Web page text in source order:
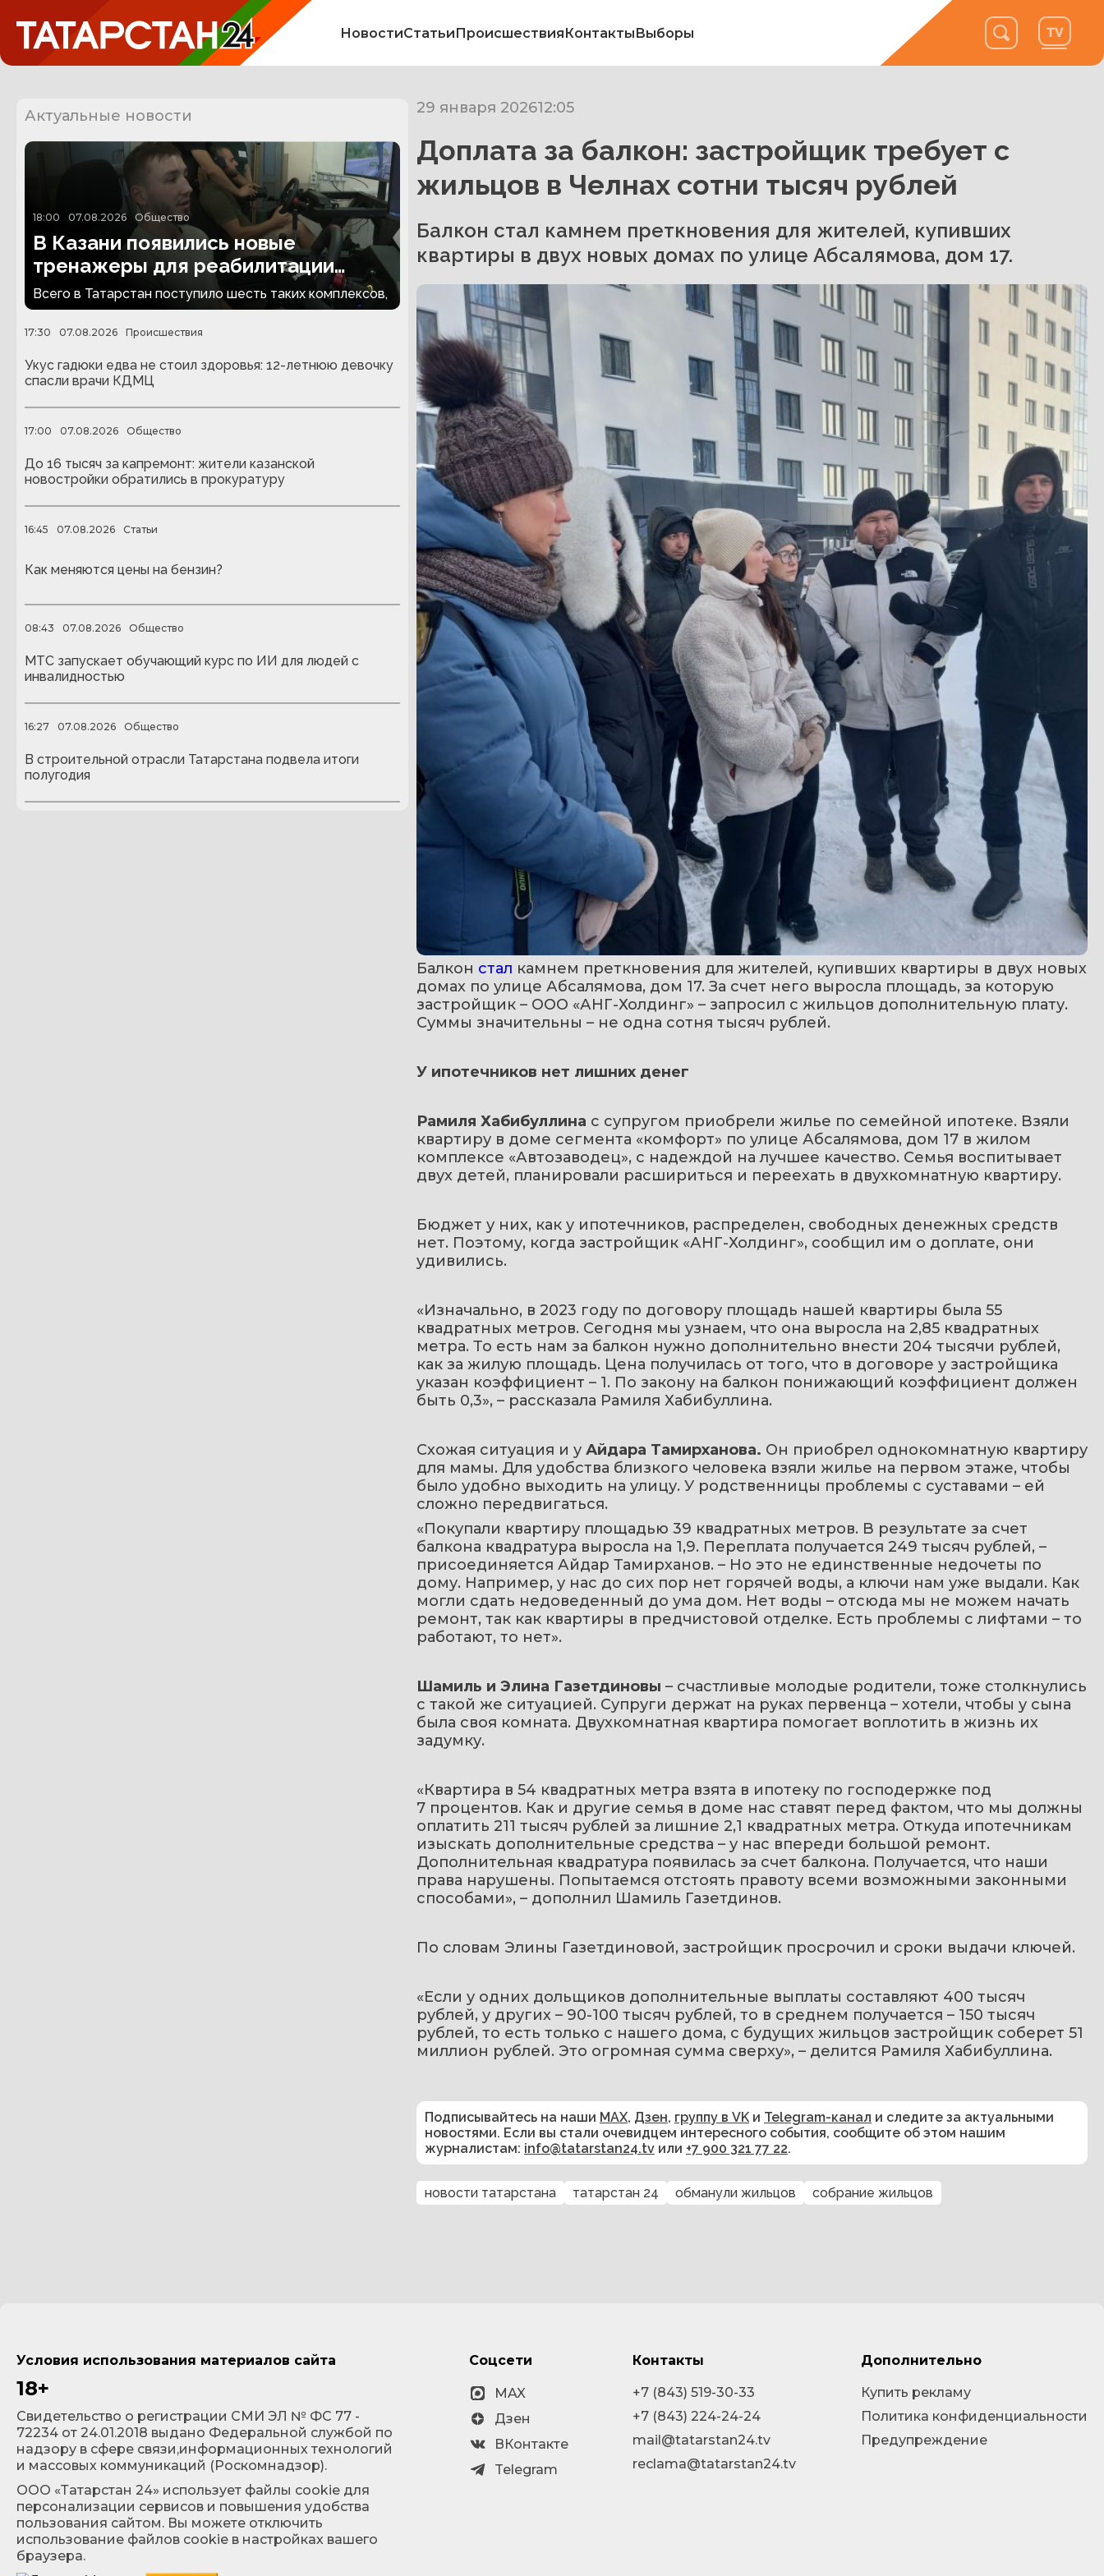
НовостиСтатьиПроисшествияКонтактыВыборы
Актуальные новости
18:00 07.08.2026 Общество
В Казани появились новые
тренажеры для реабилитации
людей с ампутациями
Всего в Татарстан поступило шесть таких комплексов,
17:30 07.08.2026 Происшествия
Укус гадюки едва не стоил здоровья: 12-летнюю девочку
спасли врачи КДМЦ
17:00 07.08.2026 Общество
До 16 тысяч за капремонт: жители казанской
новостройки обратились в прокуратуру
16:45 07.08.2026 Статьи
Как меняются цены на бензин?
08:43 07.08.2026 Общество
МТС запускает обучающий курс по ИИ для людей с
инвалидностью
16:27 07.08.2026 Общество
В строительной отрасли Татарстана подвела итоги
полугодия
29 января 202612:05
Доплата за балкон: застройщик требует с
жильцов в Челнах сотни тысяч рублей
Балкон стал камнем преткновения для жителей, купивших
квартиры в двух новых домах по улице Абсалямова, дом 17.
Балкон стал камнем преткновения для жителей, купивших квартиры в двух новых
домах по улице Абсалямова, дом 17. За счет него выросла площадь, за которую
застройщик – ООО «АНГ-Холдинг» – запросил с жильцов дополнительную плату.
Суммы значительны – не одна сотня тысяч рублей.
У ипотечников нет лишних денег
Рамиля Хабибуллина с супругом приобрели жилье по семейной ипотеке. Взяли
квартиру в доме сегмента «комфорт» по улице Абсалямова, дом 17 в жилом
комплексе «Автозаводец», с надеждой на лучшее качество. Семья воспитывает
двух детей, планировали расшириться и переехать в двухкомнатную квартиру.
Бюджет у них, как у ипотечников, распределен, свободных денежных средств
нет. Поэтому, когда застройщик «АНГ-Холдинг», сообщил им о доплате, они
удивились.
«Изначально, в 2023 году по договору площадь нашей квартиры была 55
квадратных метров. Сегодня мы узнаем, что она выросла на 2,85 квадратных
метра. То есть нам за балкон нужно дополнительно внести 204 тысячи рублей,
как за жилую площадь. Цена получилась от того, что в договоре у застройщика
указан коэффициент – 1. По закону на балкон понижающий коэффициент должен
быть 0,3», – рассказала Рамиля Хабибуллина.
Схожая ситуация и у Айдара Тамирханова. Он приобрел однокомнатную квартиру
для мамы. Для удобства близкого человека взяли жилье на первом этаже, чтобы
было удобно выходить на улицу. У родственницы проблемы с суставами – ей
сложно передвигаться.
«Покупали квартиру площадью 39 квадратных метров. В результате за счет
балкона квадратура выросла на 1,9. Переплата получается 249 тысяч рублей, –
присоединяется Айдар Тамирханов. – Но это не единственные недочеты по
дому. Например, у нас до сих пор нет горячей воды, а ключи нам уже выдали. Как
могли сдать недоведенный до ума дом. Нет воды – отсюда мы не можем начать
ремонт, так как квартиры в предчистовой отделке. Есть проблемы с лифтами – то
работают, то нет».
Шамиль и Элина Газетдиновы – счастливые молодые родители, тоже столкнулись
с такой же ситуацией. Супруги держат на руках первенца – хотели, чтобы у сына
была своя комната. Двухкомнатная квартира помогает воплотить в жизнь их
задумку.
«Квартира в 54 квадратных метра взята в ипотеку по господержке под
7 процентов. Как и другие семья в доме нас ставят перед фактом, что мы должны
оплатить 211 тысяч рублей за лишние 2,1 квадратных метра. Откуда ипотечникам
изыскать дополнительные средства – у нас впереди большой ремонт.
Дополнительная квадратура появилась за счет балкона. Получается, что наши
права нарушены. Попытаемся отстоять правоту всеми возможными законными
способами», – дополнил Шамиль Газетдинов.
По словам Элины Газетдиновой, застройщик просрочил и сроки выдачи ключей.
«Если у одних дольщиков дополнительные выплаты составляют 400 тысяч
рублей, у других – 90-100 тысяч рублей, то в среднем получается – 150 тысяч
рублей, то есть только с нашего дома, с будущих жильцов застройщик соберет 51
миллион рублей. Это огромная сумма сверху», – делится Рамиля Хабибуллина.
Подписывайтесь на наши MAX, Дзен, группу в VK и Telegram-канал и следите за актуальными
новостями. Если вы стали очевидцем интересного события, сообщите об этом нашим
журналистам: info@tatarstan24.tv или +7 900 321 77 22.
новости татарстана татарстан 24 обманули жильцов собрание жильцов
Условия использования материалов сайта
18+
Cвидетельство о регистрации СМИ ЭЛ № ФС 77 -
72234 от 24.01.2018 выдано Федеральной службой по
надзору в сфере связи,информационных технологий
и массовых коммуникаций (Роскомнадзор).
ООО «Татарстан 24» использует файлы cookie для
персонализации сервисов и повышения удобства
пользования сайтом. Вы можете отключить
использование файлов cookie в настройках вашего
браузера.
Соцсети
MAX
Дзен
ВКонтакте
Telegram
Контакты
+7 (843) 519-30-33
+7 (843) 224-24-24
mail@tatarstan24.tv
reclama@tatarstan24.tv
Дополнительно
Купить рекламу
Политика конфиденциальности
Предупреждение